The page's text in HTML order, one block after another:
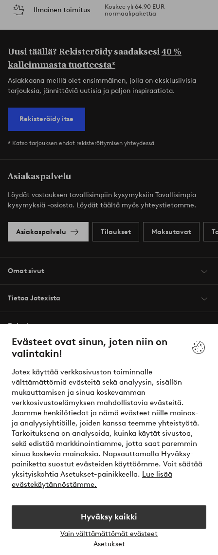
Evästeet ovat sinun, joten niin on
valintakin!
Jotex käyttää verkkosivuston toiminnalle
välttämättömiä evästeitä sekä analyysin, sisällön
mukauttamisen ja sinua koskevamman
verkkosivustoelämyksen mahdollistavia evästeitä.
Jaamme henkilötiedot ja nämä evästeet niille mainos-
ja analyysiyhtiöille, joiden kanssa teemme yhteistyötä.
Tarkoituksena on analysoida, kuinka käytät sivustoa,
sekä edistää markkinointiamme, jotta saat paremmin
sinua koskevia mainoksia. Napsauttamalla Hyväksy-
painiketta suostut evästeiden käyttöömme. Voit säätää
yksityiskohtia Asetukset-painikkeella. Lue lisää
evästekäytännöstämme.
Hyväksy kaikki
Vain välttämättömät evästeet
Asetukset
Ilmainen toimitus
Koskee yli 64,90 EUR
normaalipakettia
Uusi täällä? Rekisteröidy saadaksesi40 %
kalleimmasta tuotteesta*
Asiakkaana meillä olet ensimmäinen, jolla on eksklusiivisia
tarjouksia, jännittäviä uutisia ja paljon inspiraatiota.
Rekisteröidy itse
* Katso tarjouksen ehdot rekisteröitymisen yhteydessä
Asiakaspalvelu
Löydät vastauksen tavallisimpiin kysymyksiin Tavallisimpia
kysymyksiä -osiosta. Löydät täältä myös yhteystietomme.
Asiakaspalvelu Tilaukset Maksutavat
Omat sivut
Tietoa Jotexista
Palvelumme
Ehdot
Ystävät
Turvalliset maksut – maksa nyt tai erissä
Haluatko tietää lisää maksuvaihtoehdoistamme?
elpy